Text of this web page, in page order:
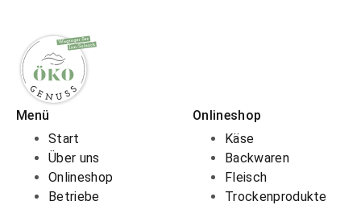
Menü
Start
Über uns
Onlineshop
Betriebe
Onlineshop
Käse
Backwaren
Fleisch
Trockenprodukte